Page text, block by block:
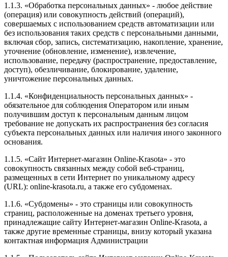
1.1.3. «Обработка персональных данных» - любое действие
(операция) или совокупность действий (операций),
совершаемых с использованием средств автоматизации или
без использования таких средств с персональными данными,
включая сбор, запись, систематизацию, накопление, хранение,
уточнение (обновление, изменение), извлечение,
использование, передачу (распространение, предоставление,
доступ), обезличивание, блокирование, удаление,
уничтожение персональных данных.
1.1.4. «Конфиденциальность персональных данных» -
обязательное для соблюдения Оператором или иным
получившим доступ к персональным данным лицом
требование не допускать их распространения без согласия
субъекта персональных данных или наличия иного законного
основания.
1.1.5. «Сайт Интернет-магазин Online-Krasota» - это
совокупность связанных между собой веб-страниц,
размещенных в сети Интернет по уникальному адресу
(URL): online-krasota.ru, а также его субдоменах.
1.1.6. «Субдомены» - это страницы или совокупность
страниц, расположенные на доменах третьего уровня,
принадлежащие сайту Интернет-магазин Online-Krasota, а
также другие временные страницы, внизу который указана
контактная информация Администрации